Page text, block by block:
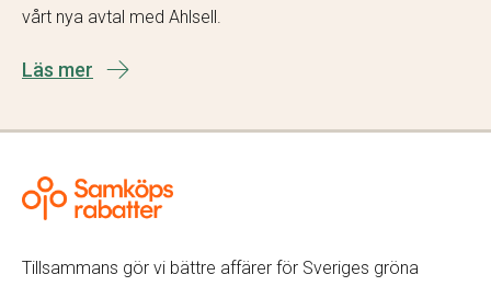
vårt nya avtal med Ahlsell.
Läs mer
Tillsammans gör vi bättre affärer för Sveriges gröna